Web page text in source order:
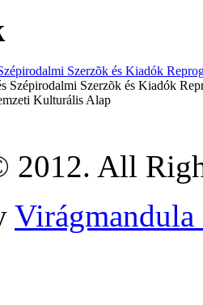
Szerzõk és Kiadók
All